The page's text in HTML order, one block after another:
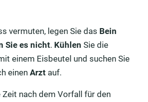
vermuten, legen Sie das Bein
Sie es nicht. Kühlen Sie die
einem Eisbeutel und suchen Sie
einenArzt auf.
nach dem Vorfall für den